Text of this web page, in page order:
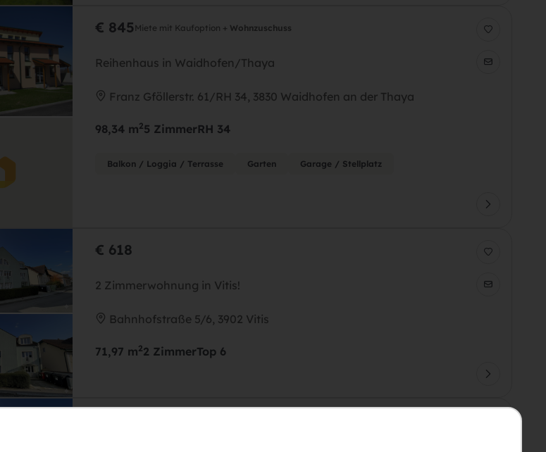
€ 845 Miete mit Kaufoption + Wohnzuschuss
Reihenhaus in Waidhofen/Thaya
Franz Gföllerstr. 61/RH 34, 3830 Waidhofen an der Thaya
98,34 m25 ZimmerRH 34
Balkon / Loggia / Terrasse Garten Garage / Stellplatz
€ 618
2 Zimmerwohnung in Vitis!
Bahnhofstraße 5/6, 3902 Vitis
71,97 m22 ZimmerTop 6